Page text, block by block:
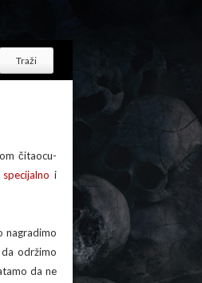
čitaocu-
i
nagradimo
održimo
da ne